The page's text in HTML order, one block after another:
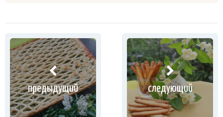
предыдущий следующий